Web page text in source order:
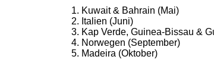
Kuwait & Bahrain (Mai)
Italien (Juni)
Kap Verde, Guinea-Bissau &
Norwegen (September)
Madeira (Oktober)